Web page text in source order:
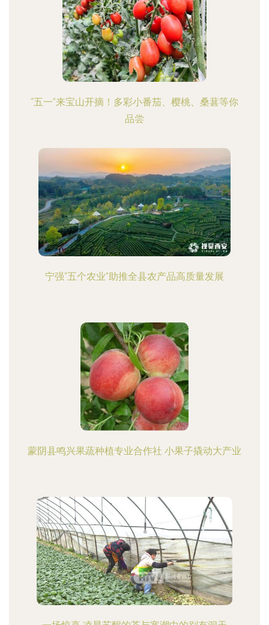
“五一”来宝山开摘！多彩小番茄、樱桃、桑葚等你
品尝
宁强“五个农业”助推全县农产品高质量发展
蒙阴县鸣兴果蔬种植专业合作社 小果子撬动大产业